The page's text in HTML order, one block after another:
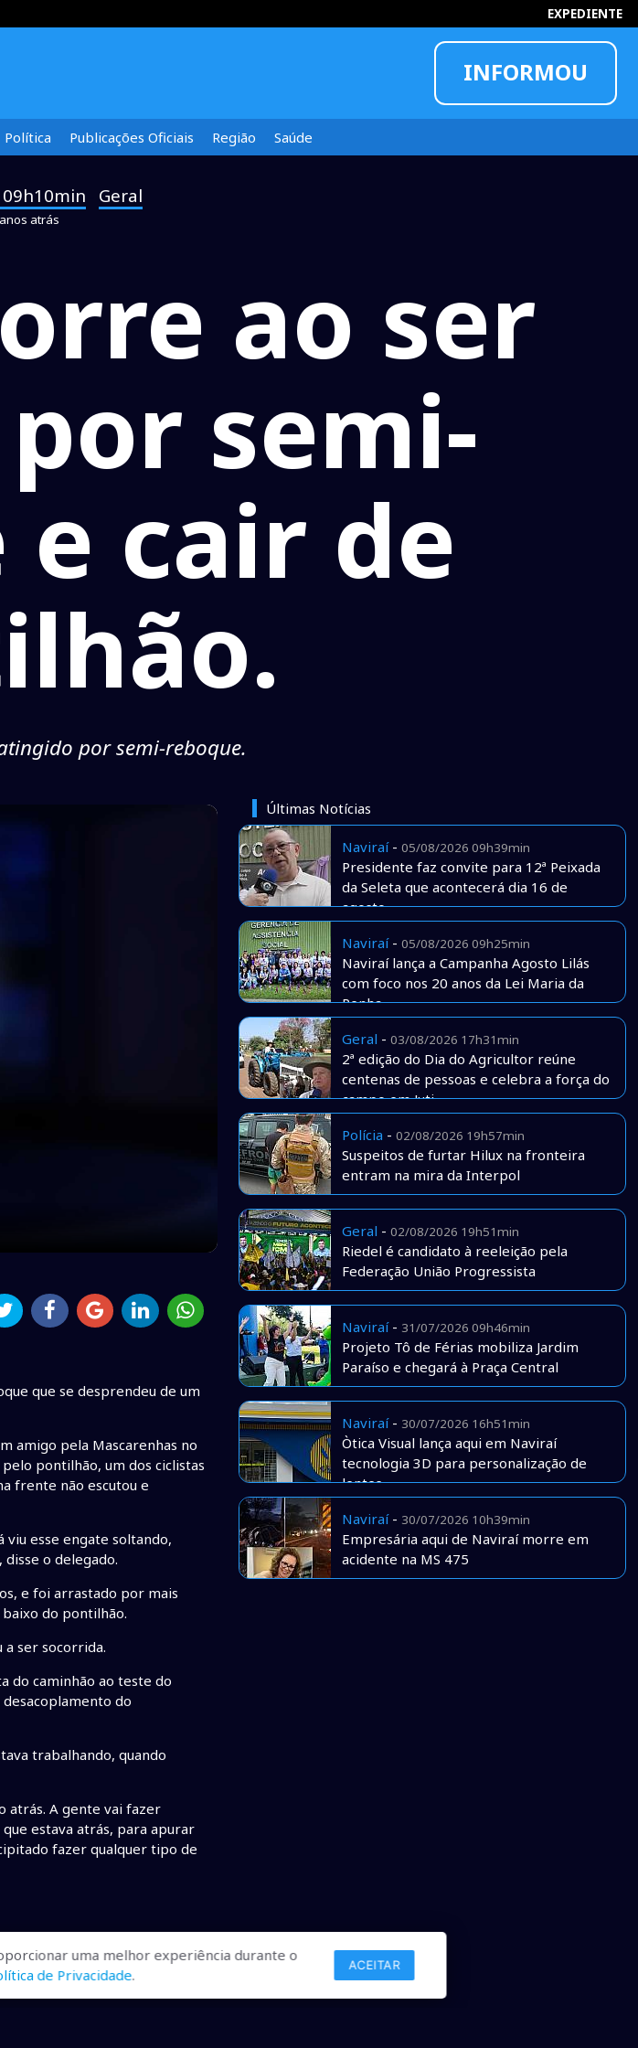
EXPEDIENTE
INFORMOU
Política Publicações Oficiais Região Saúde
Geral
atrás
ao ser
semi-
cair de
por semi-reboque.
que se desprendeu de um
amigo pela Mascarenhas no
pontilhão, um dos ciclistas
frente não escutou e
viu esse engate soltando,
o delegado.
e foi arrastado por mais
do pontilhão.
ser socorrida.
do caminhão ao teste do
do
trabalhando, quando
atrás. A gente vai fazer
estava atrás, para apurar
fazer qualquer tipo de
Últimas Notícias
Naviraí- 05/08/2026 09h39min
Presidente faz convite para 12ª Peixada
da Seleta que acontecerá dia 16 de
agosto
Naviraí- 05/08/2026 09h25min
Naviraí lança a Campanha Agosto Lilás
com foco nos 20 anos da Lei Maria da
Penha
Geral - 03/08/2026 17h31min
2ª edição do Dia do Agricultor reúne
centenas de pessoas e celebra a força do
campo em Juti
Polícia - 02/08/2026 19h57min
Suspeitos de furtar Hilux na fronteira
entram na mira da Interpol
Geral - 02/08/2026 19h51min
Riedel é candidato à reeleição pela
Federação União Progressista
Naviraí- 31/07/2026 09h46min
Projeto Tô de Férias mobiliza Jardim
Paraíso e chegará à Praça Central
Naviraí- 30/07/2026 16h51min
Òtica Visual lança aqui em Naviraí
tecnologia 3D para personalização de
lentes
Naviraí- 30/07/2026 10h39min
Empresária aqui de Naviraí morre em
acidente na MS 475
uma melhor experiência durante o
de Privacidade.
ACEITAR